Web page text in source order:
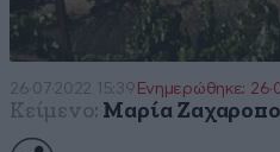
26·07·2022 15:39 Ενημερώθηκε:
Κείμενο: Μαρία